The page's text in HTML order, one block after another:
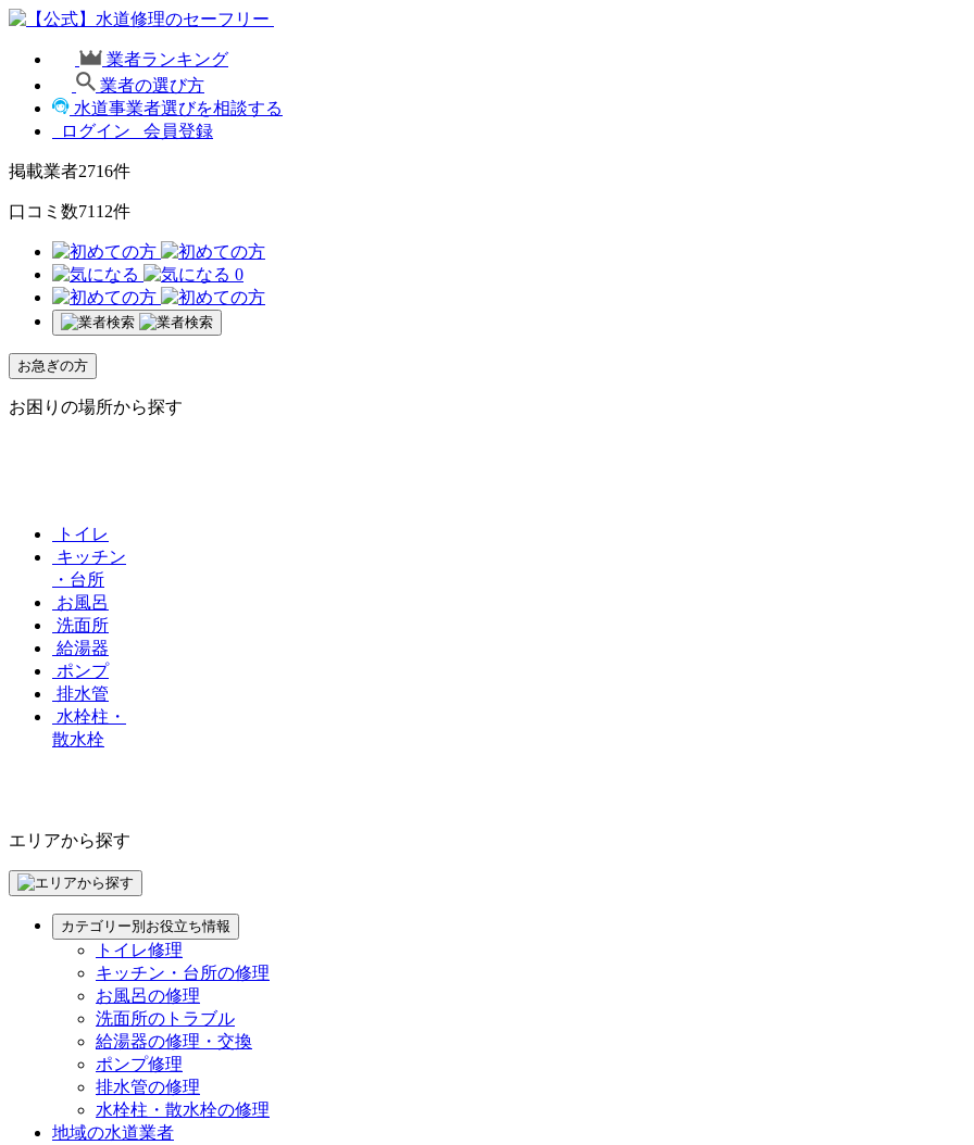
業者ランキング
業者の選び方
水道事業者選びを相談する
ログイン
会員登録
掲載業者2716件
口コミ数7112件
0
お急ぎの方
お困りの場所から探す
トイレ
キッチン
・台所
お風呂
洗面所
給湯器
ポンプ
排水管
水栓柱・
散水栓
エリアから探す
カテゴリー別お役立ち情報
トイレ修理
キッチン・台所の修理
お風呂の修理
洗面所のトラブル
給湯器の修理・交換
ポンプ修理
排水管の修理
水栓柱・散水栓の修理
地域の水道業者